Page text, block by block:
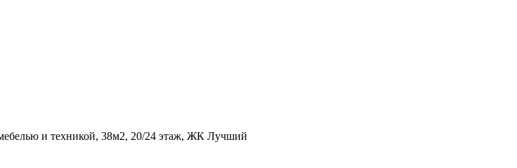
и техникой, 38м2, 20/24 этаж, ЖК Лучший